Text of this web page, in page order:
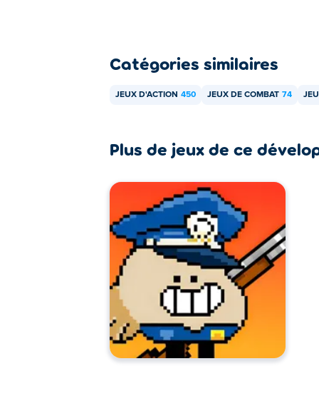
Catégories similaires
JEUX D'ACTION 450 JEUX DE COMBAT 74
Plus de jeux de ce